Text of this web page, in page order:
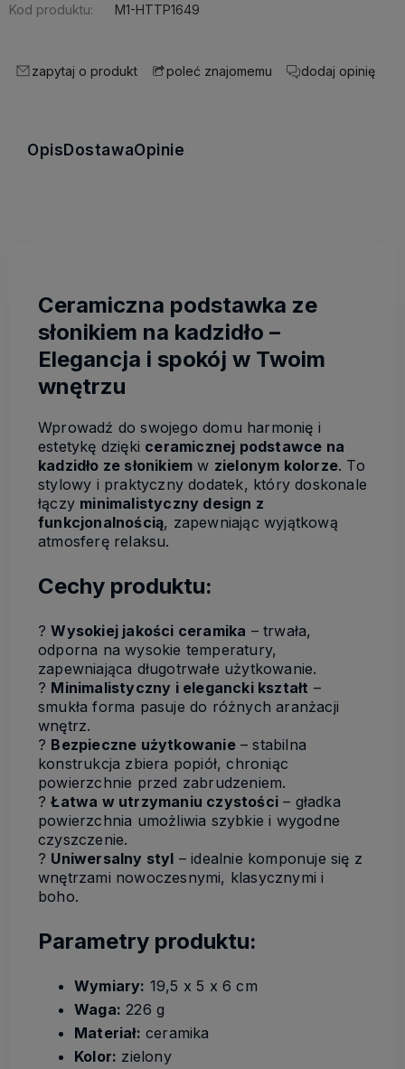
Kod produktu: M1-HTTP1649
zapytaj o produkt poleć znajomemu dodaj opinię
OpisDostawaOpinie
Ceramiczna podstawka ze
słonikiem na kadzidło –
Elegancja i spokój w Twoim
wnętrzu
Wprowadź do swojego domu harmonię i
estetykę dzięki ceramicznej podstawce na
kadzidło ze słonikiem w zielonym kolorze. To
stylowy i praktyczny dodatek, który doskonale
łączy minimalistyczny design z
funkcjonalnością, zapewniając wyjątkową
atmosferę relaksu.
Cechy produktu:
?Wysokiej jakości ceramika – trwała,
odporna na wysokie temperatury,
zapewniająca długotrwałe użytkowanie.
? Minimalistyczny i elegancki kształt –
smukła forma pasuje do różnych aranżacji
wnętrz.
? Bezpieczne użytkowanie– stabilna
konstrukcja zbiera popiół, chroniąc
powierzchnie przed zabrudzeniem.
?Łatwa w utrzymaniu czystości – gładka
powierzchnia umożliwia szybkie i wygodne
czyszczenie.
? Uniwersalny styl – idealnie komponuje się z
wnętrzami nowoczesnymi, klasycznymi i
boho.
Parametry produktu:
Wymiary: 19,5 x 5 x 6 cm
Waga: 226 g
Materiał: ceramika
Kolor: zielony